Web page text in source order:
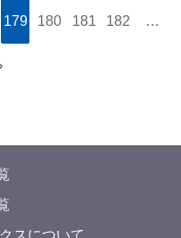
179 180 181 182 …
スについて